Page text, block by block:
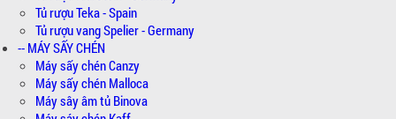
Tủ rượu Teka - Spain
Tủ rượu vang Spelier - Germany
-- MÁY SẤY CHÉN
Máy sấy chén Canzy
Máy sấy chén Malloca
Máy sây âm tủ Binova